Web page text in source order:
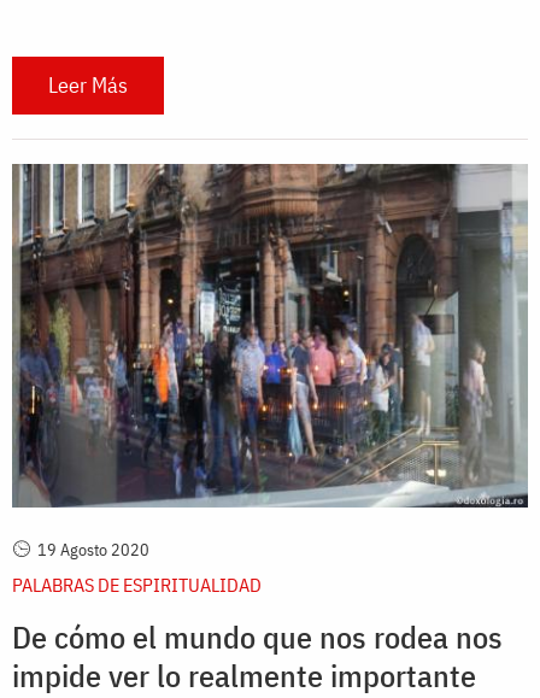
Leer Más
19 Agosto 2020
PALABRAS DE ESPIRITUALIDAD
De cómo el mundo que nos rodea nos
impide ver lo realmente importante